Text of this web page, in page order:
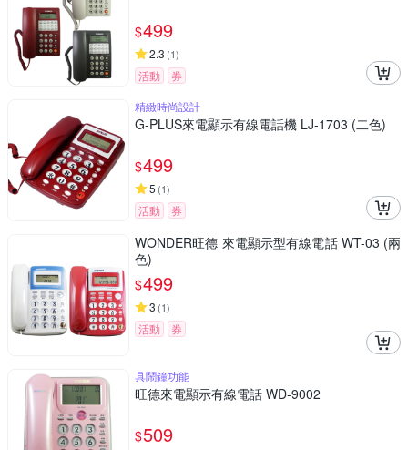
$499
2.3 (1)
活動
券
精緻時尚設計
G-PLUS來電顯示有線電話機 LJ-1703 (二色)
$499
5 (1)
活動 券
WONDER旺德 來電顯示型有線電話 WT-03 (兩
色)
$499
3 (1)
活動 券
具鬧鐘功能
旺德來電顯示有線電話 WD-9002
$509